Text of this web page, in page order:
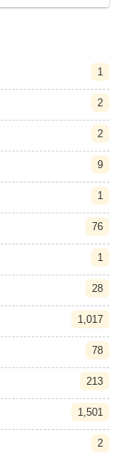
1
2
2
9
1
76
1
28
1,017
78
213
1,501
2